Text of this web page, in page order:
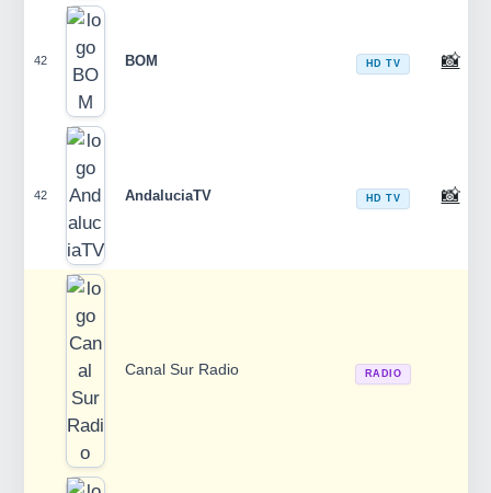
42 BOM HD TV 📸
42 AndaluciaTV HD TV 📸
Canal Sur Radio RADIO